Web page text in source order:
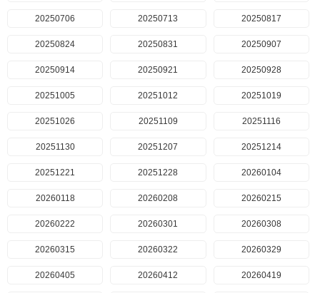
20250706 20250713 20250817
20250824 20250831 20250907
20250914 20250921 20250928
20251005 20251012 20251019
20251026 20251109 20251116
20251130 20251207 20251214
20251221 20251228 20260104
20260118 20260208 20260215
20260222 20260301 20260308
20260315 20260322 20260329
20260405 20260412 20260419